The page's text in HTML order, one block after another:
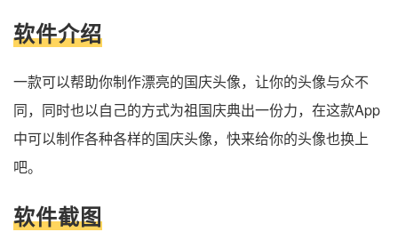
软件介绍
一款可以帮助你制作漂亮的国庆头像，让你的头像与众不
同，同时也以自己的方式为祖国庆典出一份力，在这款App
中可以制作各种各样的国庆头像，快来给你的头像也换上
吧。
软件截图